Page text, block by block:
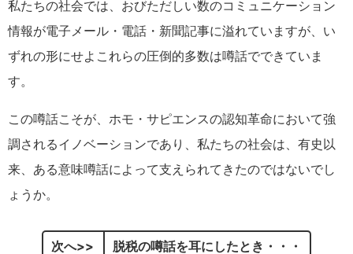
私たちの社会では、おびただしい数のコミュニケーション
情報が電子メール・電話・新聞記事に溢れていますが、い
ずれの形にせよこれらの圧倒的多数は噂話でできていま
す。
この噂話こそが、ホモ・サピエンスの認知革命において強
調されるイノベーションであり、私たちの社会は、有史以
来、ある意味噂話によって支えられてきたのではないでし
ょうか。
次へ 脱税の噂話を耳にしたとき・・・